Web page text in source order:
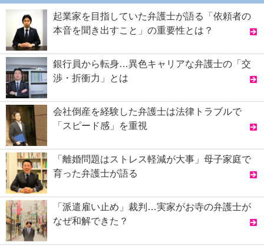
起業家を目指していた弁護士が語る「依頼者の
本音を聞き出すこと」の重要性とは？
銀行員から転身…異色キャリアな弁護士の「交
渉・折衝力」とは
会社倒産を経験した弁護士は法律トラブルで
「スピード感」を重視
「離婚問題はストレス軽減が大事」母子家庭で
育った弁護士が語る
「派遣雇い止め」裁判…実家がお寺の弁護士が
なぜ和解できた？